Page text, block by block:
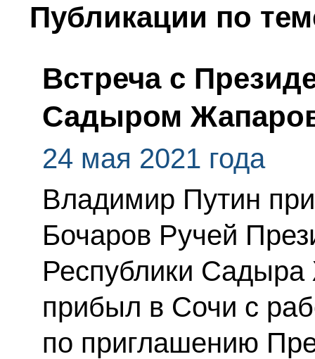
Публикации по
Встреча с
Садыром
24 мая 2021 года
Владимир Путин
Бочаров Ручей
Республики
прибыл в Сочи с
по приглашению